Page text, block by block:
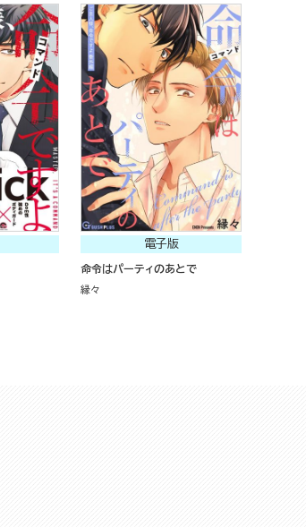
電子版
命令はパーティのあとで
縁々